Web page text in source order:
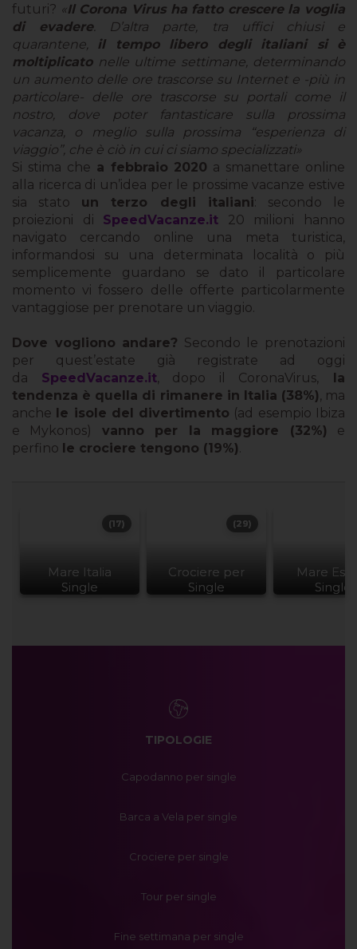
futuri? «Il Corona Virus ha fatto crescere la voglia
di evadere. D’altra parte, tra uffici chiusi e
quarantene, il tempo libero degli italiani si è
moltiplicatonelle ultime settimane, determinando
un aumento delle ore trascorse su Internet e -più in
particolare- delle ore trascorse su portali come il
nostro, dove poter fantasticare sulla prossima
vacanza, o meglio sulla prossima “esperienza di
viaggio”, che è ciò in cui ci siamo specializzati»
Si stima che a febbraio 2020 a smanettare online
alla ricerca di un’idea per le prossime vacanze estive
sia stato un terzo degli italiani: secondo le
proiezioni di SpeedVacanze.it 20 milioni hanno
navigato cercando online una meta turistica,
informandosi su una determinata località o più
semplicemente guardano se dato il particolare
momento vi fossero delle offerte particolarmente
vantaggiose per prenotare un viaggio.
Dove vogliono andare? Secondo le prenotazioni
per quest’estate già registrate ad oggi
da SpeedVacanze.it, dopo il CoronaVirus, la
tendenza è quella di rimanere in Italia (38%), ma
anche le isole del divertimento (ad esempio Ibiza
e Mykonos) vanno per la maggiore (32%) e
perfino le crociere tengono (19%).
Mare Italia
Single
(17)
Crociere per
Single
(29)
Mare
Single
TIPOLOGIE
Capodanno per single
Barca a Vela per single
Crociere per single
Tour per single
Fine settimana per single